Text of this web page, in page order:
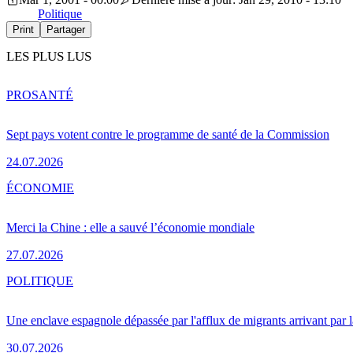
Politique
Print Partager
LES PLUS LUS
Sept pays votent contre le programme de santé de la Commission
24.07.2026
PROSANTÉ
Merci la Chine : elle a sauvé l’économie mondiale
27.07.2026
ÉCONOMIE
Une enclave espagnole dépassée par l'afflux de migrants arrivant par
30.07.2026
POLITIQUE